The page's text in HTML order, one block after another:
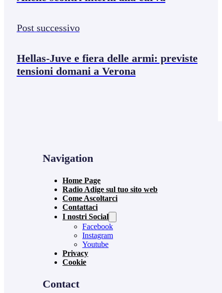
Post successivo
Hellas-Juve e fiera delle armi: previste
tensioni domani a Verona
Navigation
Home Page
Radio Adige sul tuo sito web
Come Ascoltarci
Contattaci
I nostri Social
Facebook
Instagram
Youtube
Privacy
Cookie
Contact